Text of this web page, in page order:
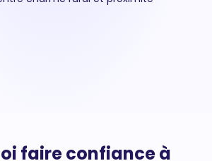
faire confiance à